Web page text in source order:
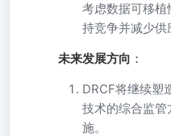
考虑数据可移
持竞争并减少供
未来发展方向 ：
DRCF将继续塑
技术的综合监
施。